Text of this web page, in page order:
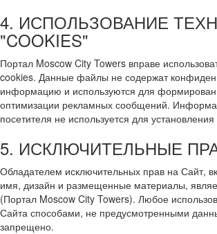
4. ИСПОЛЬЗОВАНИЕ
"COOKIES"
Портал Moscow City Towers вправе
cookies. Данные файлы не содержат
информацию и используются для
оптимизации рекламных сообщений.
посетителя не используется для
5. ИСКЛЮЧИТЕЛЬНЫЕ
Обладателем исключительных прав на Сайт,
имя, дизайн и размещенные материалы,
(Портал Moscow City Towers). Любое
Сайта способами, не предусмотренными
запрещено.